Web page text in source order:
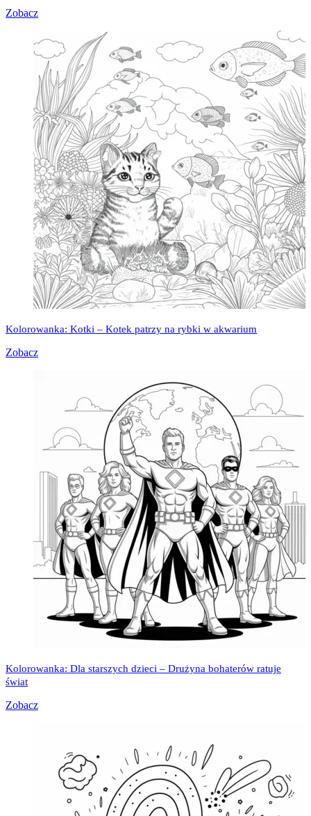
Zobacz
Kolorowanka: Kotki – Kotek patrzy na rybki w akwarium
Zobacz
Kolorowanka: Dla starszych dzieci – Drużyna bohaterów ratuje
świat
Zobacz